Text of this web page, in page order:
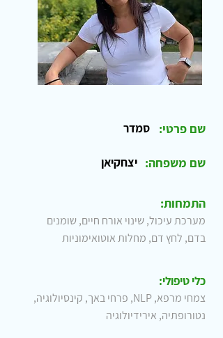
סמדר שם פרטי:
יצחקיאן שם משפחה:
התמחות:
מערכת עיכול, שינוי אורח חיים, שומנים
בדם, לחץ דם, מחלות אוטואימוניות
כלי טיפולי:
צמחי מרפא, NLP, פרחי באך, קינסיולוגיה,
נטורופתיה, אירידיולוגיה